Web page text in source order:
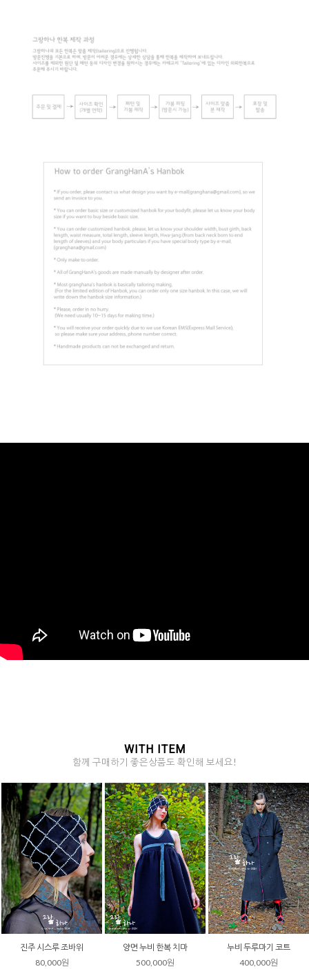
WITH ITEM
함께 구매하기 좋은상품도 확인해 보세요!
진주 시스루 조바위
80,000원
양면 누비 한복 치마
500,000원
누비 두루마기 코트
400,000원